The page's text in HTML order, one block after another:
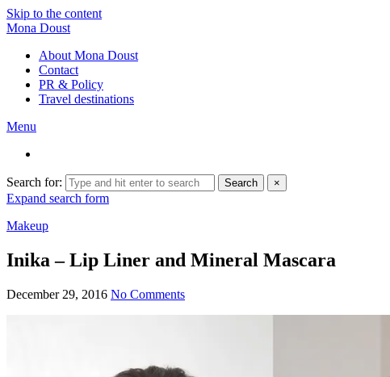
Skip to the content
Mona Doust
About Mona Doust
Contact
PR & Policy
Travel destinations
Menu
Search for: Search ×
Expand search form
Makeup
Inika – Lip Liner and Mineral Mascara
December 29, 2016 No Comments